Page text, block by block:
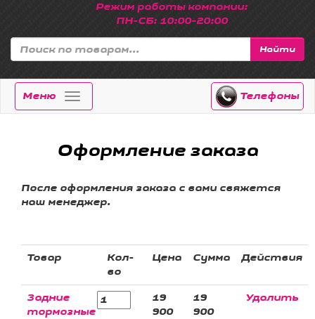
Режим работы компании:
ПН-СБ: 10:00-20:00
Найти
Меню Телефоны
Оформление заказа
После оформления заказа с вами свяжется
наш менеджер.
Товар
Кол-
во
Цена Сумма Действия
Задние
тормозные
19
900
19
900
Удалить